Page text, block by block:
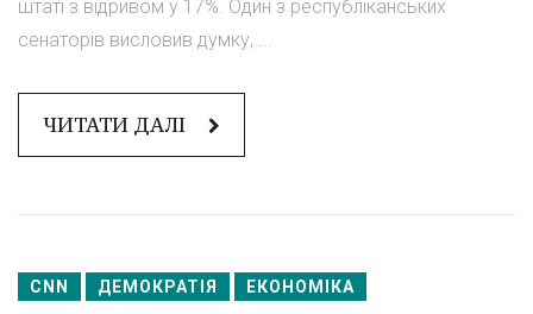
штаті з відривом у 17%. Один з республіканських
сенаторів висловив думку, ...
ЧИТАТИ ДАЛІ
CNN ДЕМОКРАТІЯ ЕКОНОМІКА